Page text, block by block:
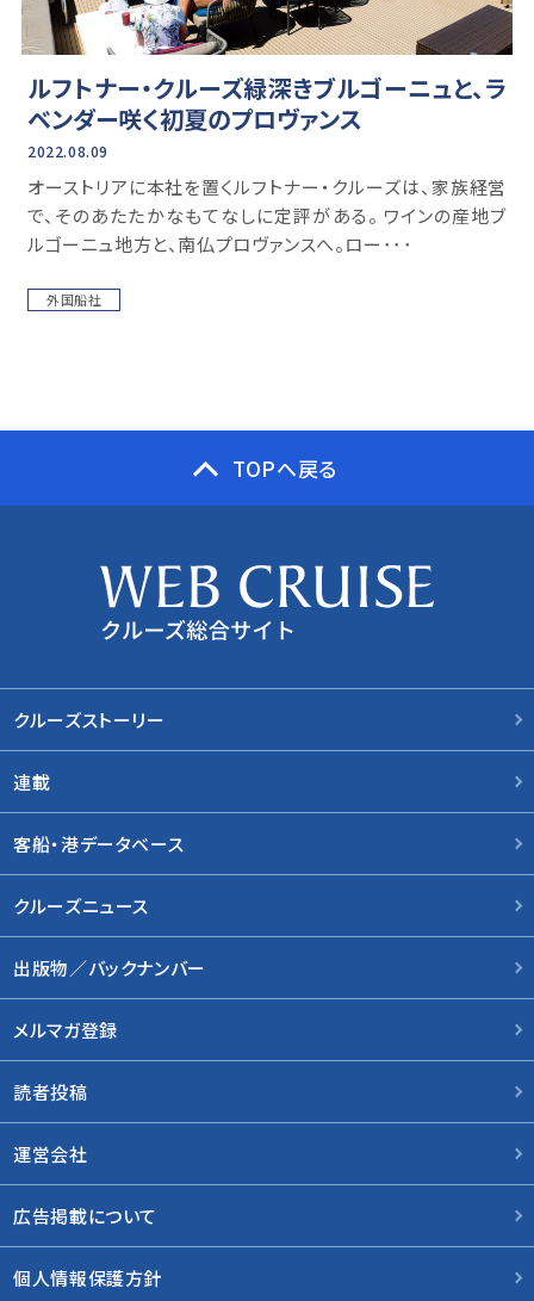
ルフトナー・クルーズ緑深きブルゴーニュと、ラ
ベンダー咲く初夏のプロヴァンス
2022.08.09
オーストリアに本社を置くルフトナー・クルーズは、家族経営
で、そのあたたかなもてなしに定評がある。 ワインの産地ブ
ルゴーニュ地方と、南仏プロヴァンスへ。ロー･･･
外国船社
TOPへ戻る
クルーズストーリー
連載
客船・港データベース
クルーズニュース
出版物／バックナンバー
メルマガ登録
読者投稿
運営会社
広告掲載について
個人情報保護方針